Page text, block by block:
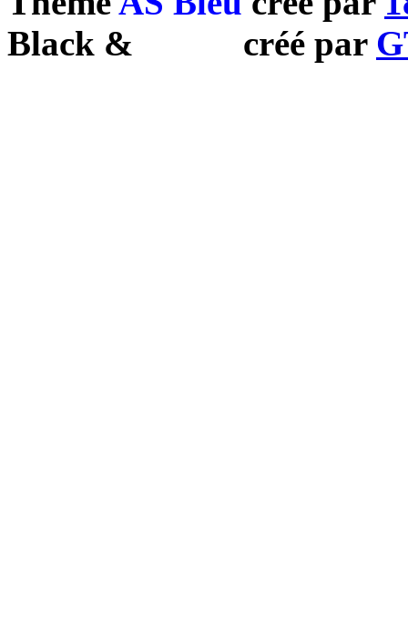
Black & créé par